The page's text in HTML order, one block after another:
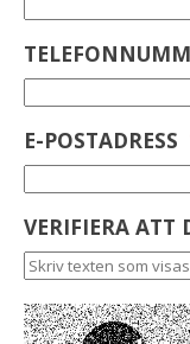
E-POSTADRESS
VERIFIERA ATT